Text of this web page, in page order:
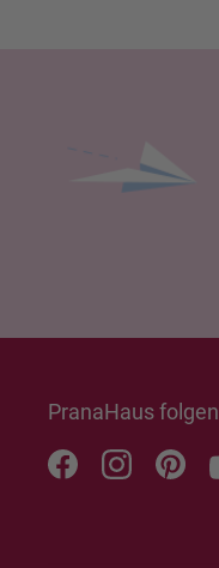
PranaHaus folgen